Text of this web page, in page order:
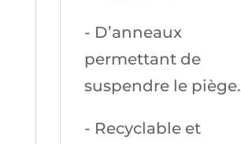
- D’anneaux
permettant de
suspendre le piège.
- Recyclable et